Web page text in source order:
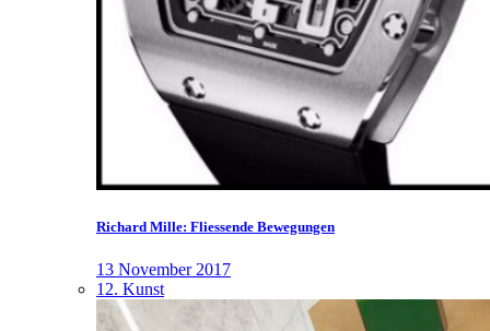
Richard Mille: Fliessende Bewegungen
13 November 2017
12. Kunst